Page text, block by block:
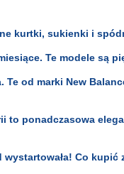
kurtki, sukienki i
Te modele są
od marki New
to ponadczasowa
Co kupić